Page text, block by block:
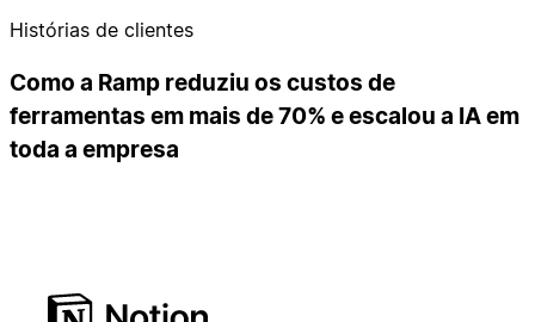
Histórias de clientes
Como a Ramp reduziu os custos de
ferramentas em mais de 70% e escalou a IA em
toda a empresa